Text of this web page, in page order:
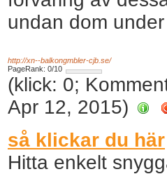
undan dom
http://xn--balkongmbler-cjb.se/
PageRank: 0/10
(klick: 0;
Apr 12, 2015)
så klickar du här
Hitta enkelt